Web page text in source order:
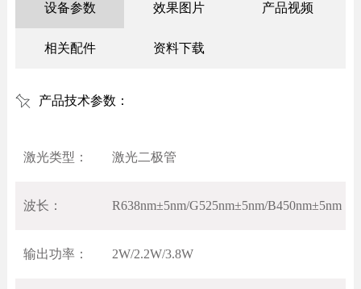
设备参数 效果图片 产品视频
相关配件 资料下载
产品技术参数：
激光类型： 激光二极管
波长： R638nm±5nm/G525nm±5nm/B450nm±5nm
输出功率： 2W/2.2W/3.8W